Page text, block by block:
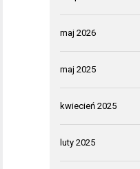
maj 2026
maj 2025
kwiecień 2025
luty 2025